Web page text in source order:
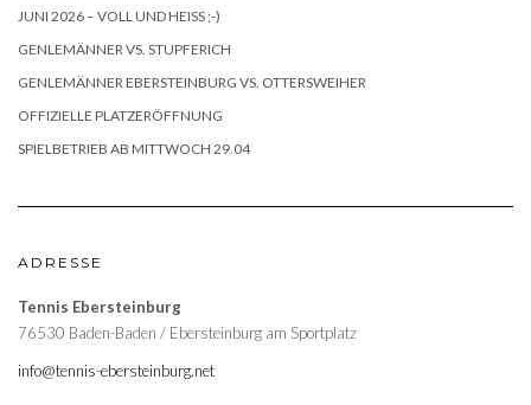
JUNI 2026 – VOLL UND HEISS ;-)
GENLEMÄNNER VS. STUPFERICH
GENLEMÄNNER EBERSTEINBURG VS. OTTERSWEIHER
OFFIZIELLE PLATZERÖFFNUNG
SPIELBETRIEB AB MITTWOCH 29.04
ADRESSE
Tennis Ebersteinburg
76530 Baden-Baden / Ebersteinburg am Sportplatz
info@tennis-ebersteinburg.net